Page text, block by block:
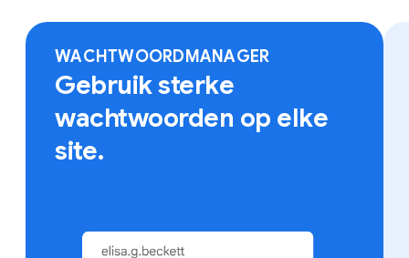
onder meer bookmarks en opgeslagen wachtwoorden.
WACHTWOORDMANAGER
Gebruik sterke
wachtwoorden op elke
site.